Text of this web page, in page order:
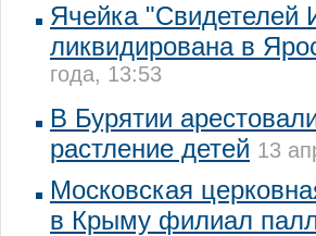
Ячейка "Свидетелей
ликвидирована в
года, 13:53
В Бурятии
растление детей 13
Московская
в Крыму филиал